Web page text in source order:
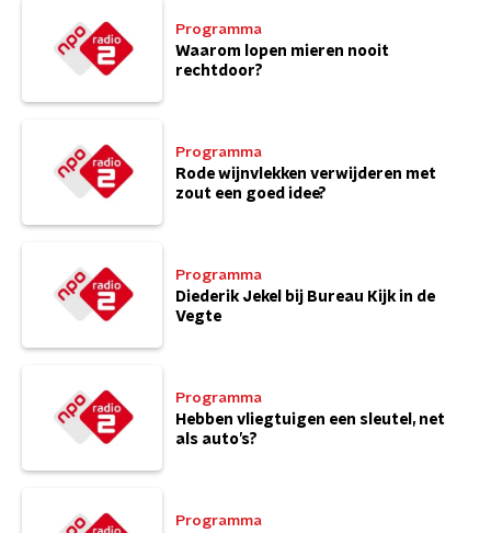
Programma
Waarom lopen mieren nooit
rechtdoor?
Programma
Rode wijnvlekken verwijderen met
zout een goed idee?
Programma
Diederik Jekel bij Bureau Kijk in de
Vegte
Programma
Hebben vliegtuigen een sleutel, net
als auto’s?
Programma